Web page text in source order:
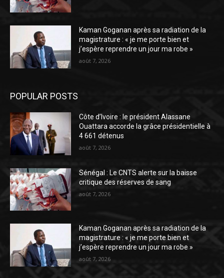
Kaman Goganan après sa radiation de la
magistrature : « je me porte bien et
j’espère reprendre un jour ma robe »
août 7, 2026
POPULAR POSTS
Côte d’Ivoire : le président Alassane
Ouattara accorde la grâce présidentielle à
4 661 détenus
août 7, 2026
Sénégal : Le CNTS alerte sur la baisse
critique des réserves de sang
août 7, 2026
Kaman Goganan après sa radiation de la
magistrature : « je me porte bien et
j’espère reprendre un jour ma robe »
août 7, 2026